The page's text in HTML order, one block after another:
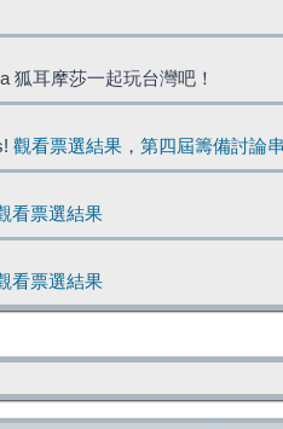
狐耳摩莎一起玩台灣吧！
觀看票選結果 ， 第四屆籌備討論串
看票選結果
看票選結果